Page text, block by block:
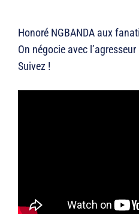
Honoré NGBANDA aux
On négocie avec
Suivez !